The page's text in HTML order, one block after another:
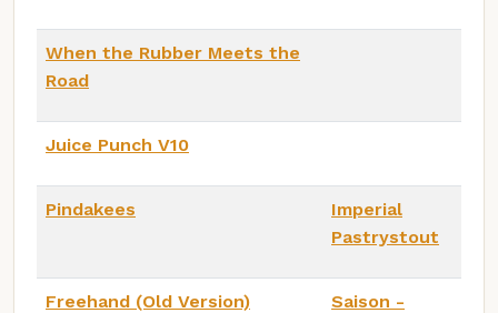
When the Rubber Meets the
Road
Juice Punch V10
Pindakees
Imperial
Pastrystout
Freehand (Old Version)
Saison -